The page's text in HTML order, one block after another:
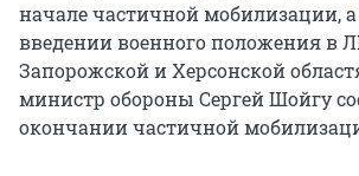
начале частичной мобилизации, а
введении военного положения в
Запорожской и Херсонской
министр обороны Сергей Шойгу
окончании частичной